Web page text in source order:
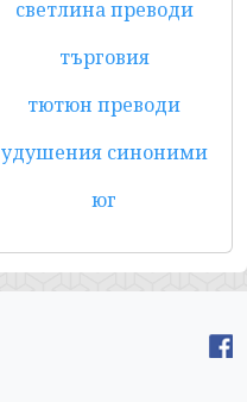
светлина преводи
търговия
тютюн преводи
удушения синоними
юг